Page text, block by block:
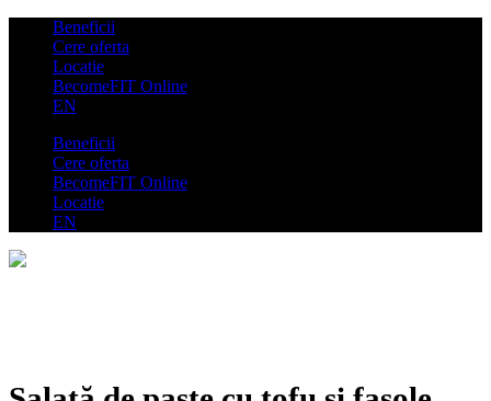
Beneficii
Cere oferta
Locatie
BecomeFIT Online
EN
Beneficii
Cere oferta
BecomeFIT Online
Locatie
EN